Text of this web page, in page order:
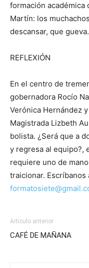
formación académica
Martín: los
descansar, que gueva.
REFLEXIÓN
En el centro de
gobernadora Rocío
Verónica Hernández
Magistrada Lizbeth
bolista. ¿Será que a
y regresa al equipo?,
requiere uno de mano
traicionar. Escríbanos
Artículo anterior
CAFÉ DE MAÑANA